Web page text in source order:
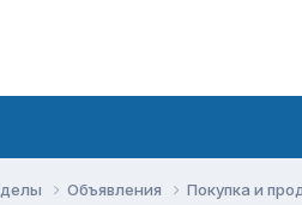
Объявления Покупка и